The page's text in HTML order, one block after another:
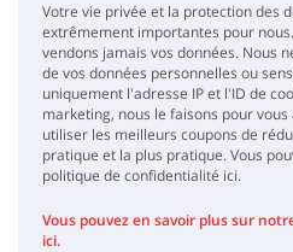
Votre vie privée et la protection des
extrêmement importantes pour
vendons jamais vos données. Nous
de vos données personnelles ou
uniquement l'adresse IP et l'ID de
marketing, nous le faisons pour
utiliser les meilleurs coupons de
pratique et la plus pratique. Vous
politique de confidentialité ici.
Vous pouvez en savoir plus sur
ici.